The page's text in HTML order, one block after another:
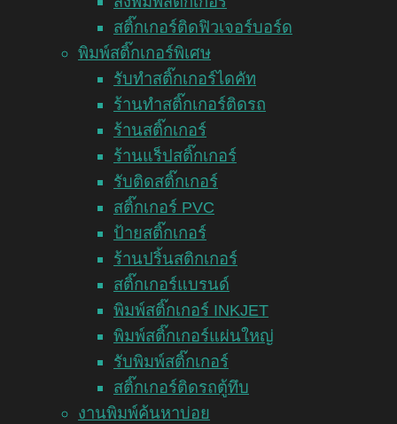
สติ๊กเกอร์ติดฟิวเจอร์บอร์ด
พิมพ์สติ๊กเกอร์พิเศษ
รับทำสติ๊กเกอร์ไดคัท
ร้านทำสติ๊กเกอร์ติดรถ
ร้านสติ๊กเกอร์
ร้านแร็ปสติ๊กเกอร์
รับติดสติ๊กเกอร์
สติ๊กเกอร์ PVC
ป้ายสติ๊กเกอร์
ร้านปริ้นสติกเกอร์
สติ๊กเกอร์แบรนด์
พิมพ์สติ๊กเกอร์ INKJET
พิมพ์สติ๊กเกอร์แผ่นใหญ่
รับพิมพ์สติ๊กเกอร์
สติ๊กเกอร์ติดรถตู้ทึบ
งานพิมพ์ค้นหาบ่อย